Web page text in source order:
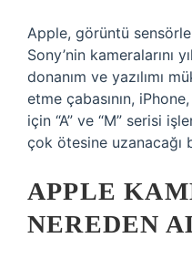
Apple, görüntü
Sony’nin kameralarını
donanım ve yazılımı
etme çabasının,
için “A” ve “M” serisi
çok ötesine uzanacağı
APPLE
NEREDEN